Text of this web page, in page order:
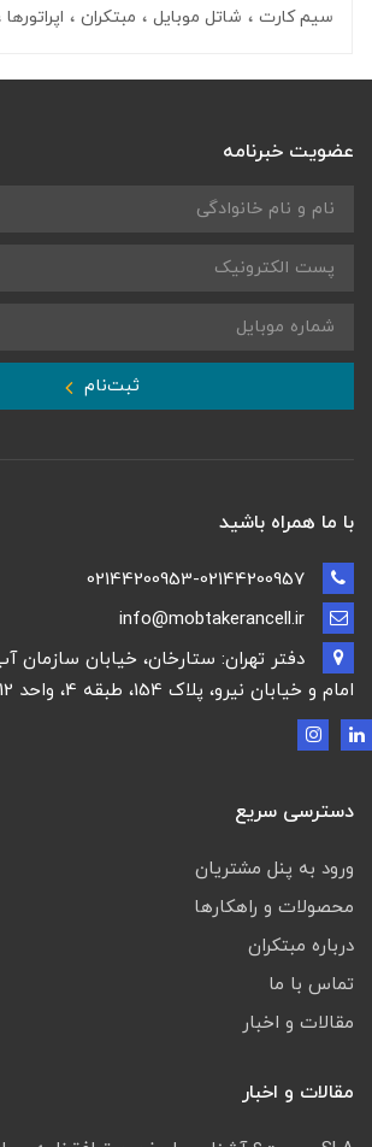
سیم کارت
شاتل موبایل مبتکران اپراتورها
عضویت خبرنامه
ثبت‌نام
با ما همراه باشید
دفتر تهران: ستارخان، خیابان سازمان
امام و خیابان نیرو، پلاک 154، طبقه 4، واحد 12
دسترسی سریع
ورود به پنل مشتریان
محصولات و راهکارها
درباره مبتکران
تماس با ما
مقالات و اخبار
مقالات و اخبار